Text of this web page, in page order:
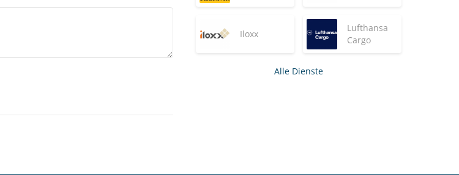
Iloxx
Lufthansa
Cargo
Alle Dienste